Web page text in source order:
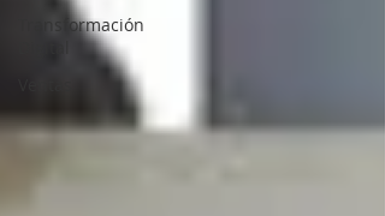
Transformación